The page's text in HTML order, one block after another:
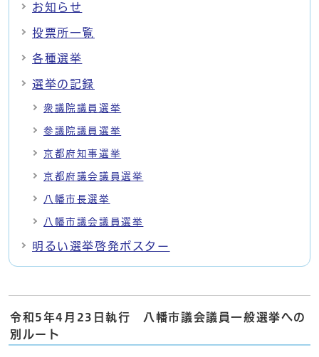
お知らせ
投票所一覧
各種選挙
選挙の記録
衆議院議員選挙
参議院議員選挙
京都府知事選挙
京都府議会議員選挙
八幡市長選挙
八幡市議会議員選挙
明るい選挙啓発ポスター
令和5年4月23日執行 八幡市議会議員一般選挙への
別ルート